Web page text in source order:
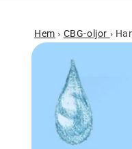
Hem › CBG-oljor ›
Gå till
produktinformation